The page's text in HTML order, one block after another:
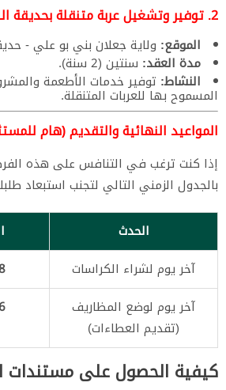
2. توفير وتشغيل عربة متنقلة بحديقة اللوية
الموقع: ولاية جعلان بني بو علي -
مدة العقد: سنتين (2 سنة).
النشاط: توفير خدمات الأطعمة
المسموح بها للعربات المتنقلة.
المواعيد النهائية والتقديم (هام
إذا كنت ترغب في التنافس على هذه
بالجدول الزمني التالي لتجنب استبعاد
الحدث
آخر يوم لشراء الكراسات
18
آخر يوم لوضع المظاريف
(تقديم العطاءات)
26
كيفية الحصول على مستندات